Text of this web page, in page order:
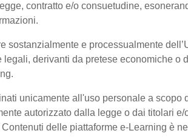
contratto e/o consuetudine,
e processualmente
derivanti da pretese economiche o
unicamente all'uso personale a scopo
autorizzato dalla legge o dai titolari e/
delle piattaforme e-Learning è